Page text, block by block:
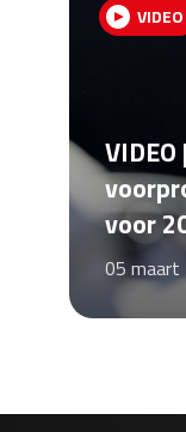
VIDEO
voor
05 maart